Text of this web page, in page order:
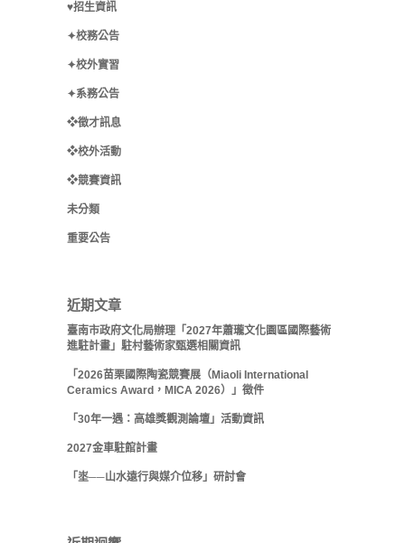
♥招生資訊
✦校務公告
✦校外實習
✦系務公告
❖徵才訊息
❖校外活動
❖競賽資訊
未分類
重要公告
近期文章
臺南市政府文化局辦理「2027年蕭瓏文化園區國際藝術
進駐計畫」駐村藝術家甄選相關資訊
「2026苗栗國際陶瓷競賽展（Miaoli International
Ceramics Award，MICA 2026）」徵件
「30年一遇：高雄獎觀測論壇」活動資訊
2027金車駐館計畫
「埊──山水遠行與媒介位移」研討會